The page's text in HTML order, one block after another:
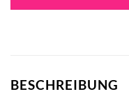
BESCHREIBUNG